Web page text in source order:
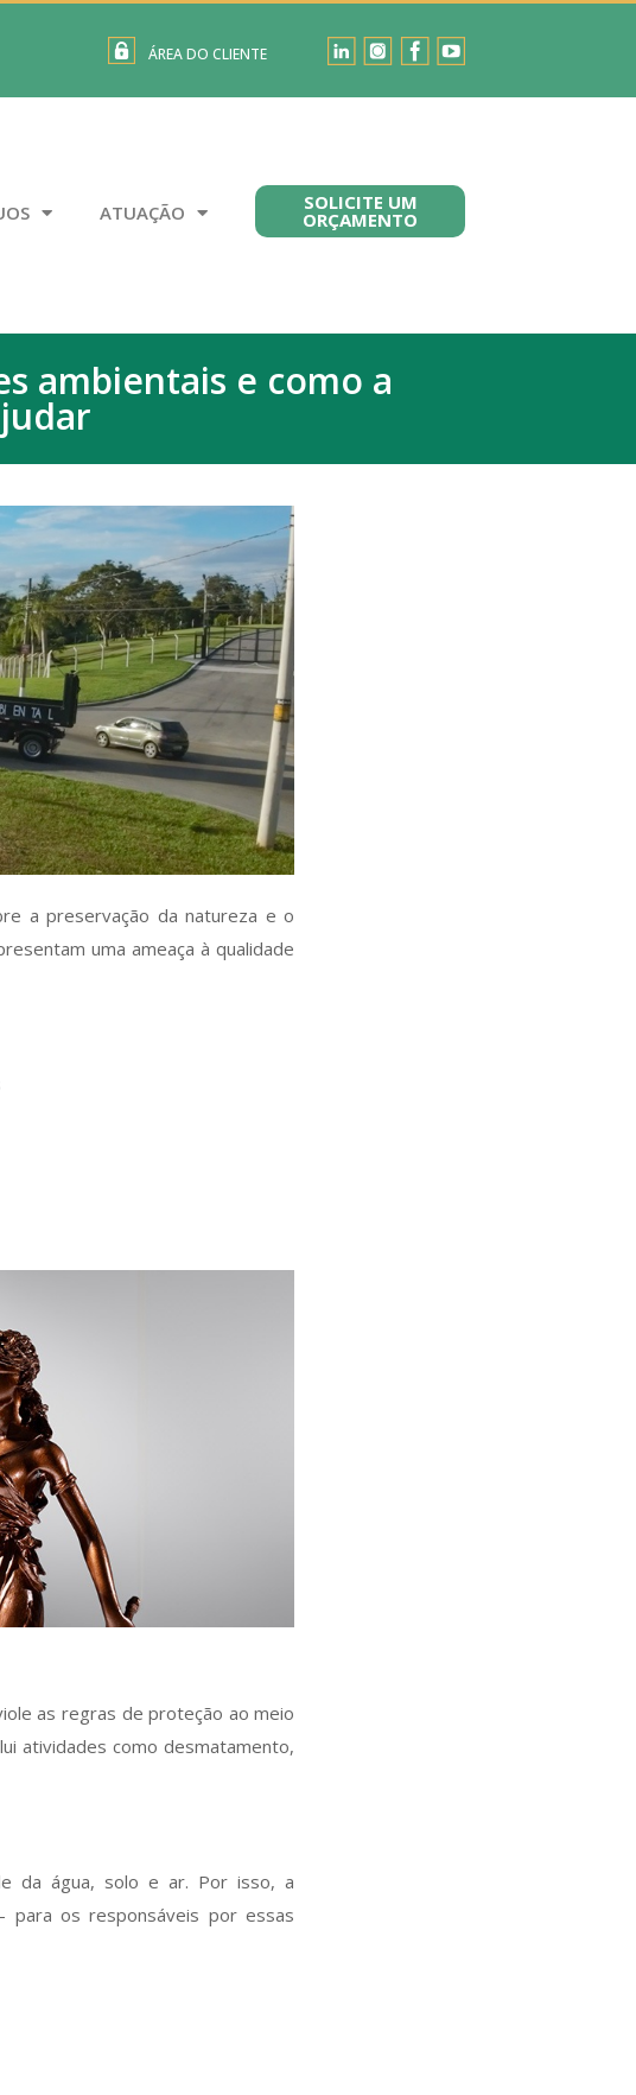
ÁREA DO CLIENTE
ATUAÇÃO SOLICITE UM
ORÇAMENTO
ambientais e como a
a preservação da natureza e o
uma ameaça à qualidade
as regras de proteção ao meio
atividades como desmatamento,
da água, solo e ar. Por isso, a
para os responsáveis por essas